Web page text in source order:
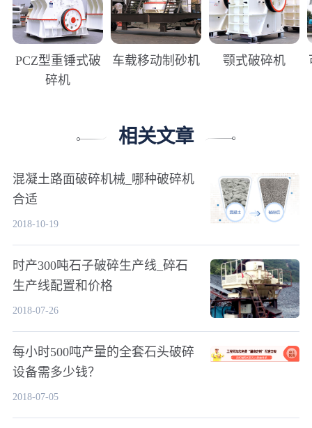
PCZ型重锤式破
碎机
车载移动制砂机 颚式破碎机
相关文章
混凝土路面破碎机械_哪种破碎机
合适
2018-10-19
时产300吨石子破碎生产线_碎石
生产线配置和价格
2018-07-26
每小时500吨产量的全套石头破碎
设备需多少钱？
2018-07-05